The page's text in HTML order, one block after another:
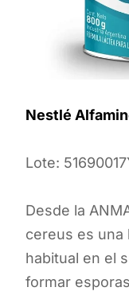
Nestlé
Lote:
Desde la
cereus es una
habitual en el
formar